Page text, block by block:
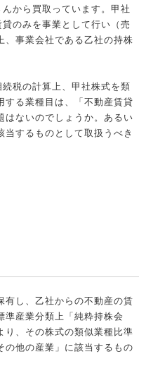
から買取っています。甲社
のみを事業として行い（売
、事業会社である乙社の持株
税の計算上、甲社株式を類
する業種目は、「不動産賃貸
はないのでしょうか。あるい
するものとして取扱うべき
有し、乙社からの不動産の賃
産業分類上「純粋持株会
り、その株式の類似業種比準
の他の産業」に該当するもの